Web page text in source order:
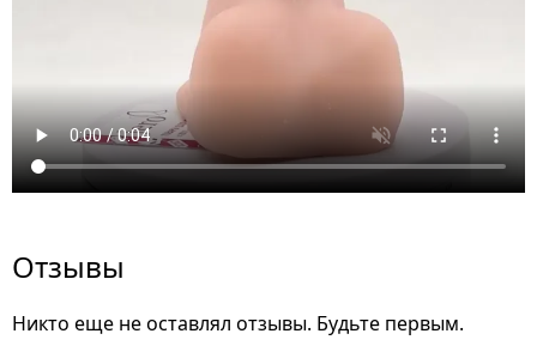
Отзывы
Никто еще не оставлял отзывы. Будьте первым.